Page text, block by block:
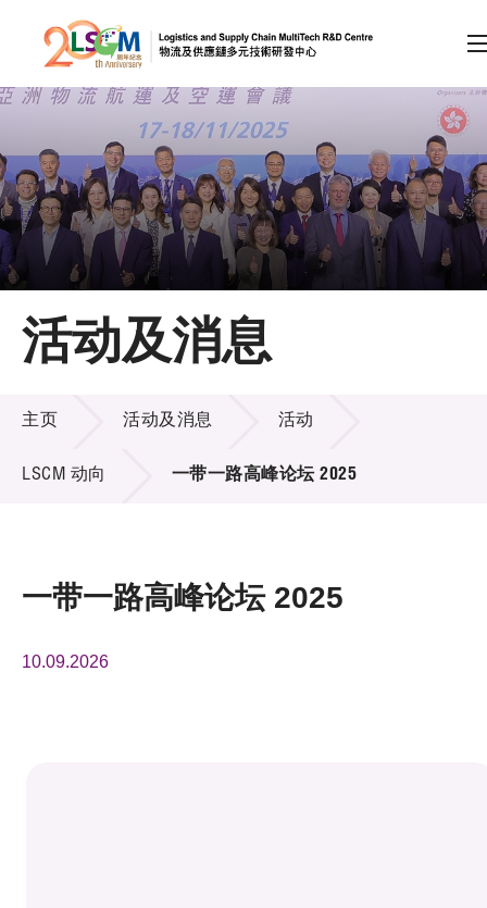
跳到内容（按回车键）
会员登录
A A EN 繁 简
主页
关于LSCM
技术商品化
项目及资助计划
活动及消息
活动及消息
活动及消息
主页 活动及消息 活动
LSCM 动向 一带一路高峰论坛 2025
一带一路高峰论坛 2025
10.09.2026